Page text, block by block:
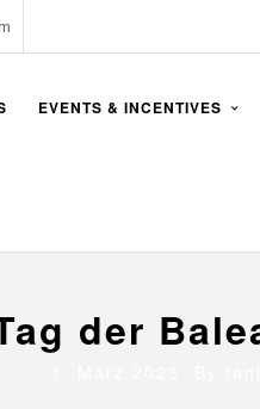
EVENTS & INCENTIVES
der